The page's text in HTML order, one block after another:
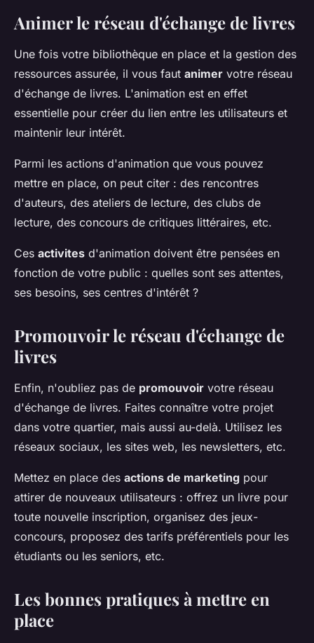
Animer le réseau d'échange de livres
Une fois votre bibliothèque en place et la gestion des
ressources assurée, il vous faut animer votre réseau
d'échange de livres. L'animation est en effet
essentielle pour créer du lien entre les utilisateurs et
maintenir leur intérêt.
Parmi les actions d'animation que vous pouvez
mettre en place, on peut citer : des rencontres
d'auteurs, des ateliers de lecture, des clubs de
lecture, des concours de critiques littéraires, etc.
Ces activites d'animation doivent être pensées en
fonction de votre public : quelles sont ses attentes,
ses besoins, ses centres d'intérêt ?
Promouvoir le réseau d'échange de
livres
Enfin, n'oubliez pas de promouvoir votre réseau
d'échange de livres. Faites connaître votre projet
dans votre quartier, mais aussi au-delà. Utilisez les
réseaux sociaux, les sites web, les newsletters, etc.
Mettez en place des actions de marketing pour
attirer de nouveaux utilisateurs : offrez un livre pour
toute nouvelle inscription, organisez des jeux-
concours, proposez des tarifs préférentiels pour les
étudiants ou les seniors, etc.
Les bonnes pratiques à mettre en
place